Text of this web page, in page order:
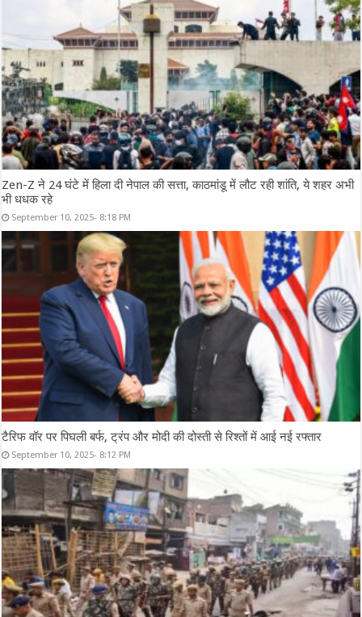
Zen-Z ने 24 घंटे में हिला दी नेपाल की सत्ता, काठमांडू में लौट रही शांति, ये शहर अभी
भी धधक रहे
September 10, 2025- 8:18 PM
टैरिफ वॉर पर पिघली बर्फ, ट्रंप और मोदी की दोस्ती से रिश्तों में आई नई रफ्तार
September 10, 2025- 8:12 PM